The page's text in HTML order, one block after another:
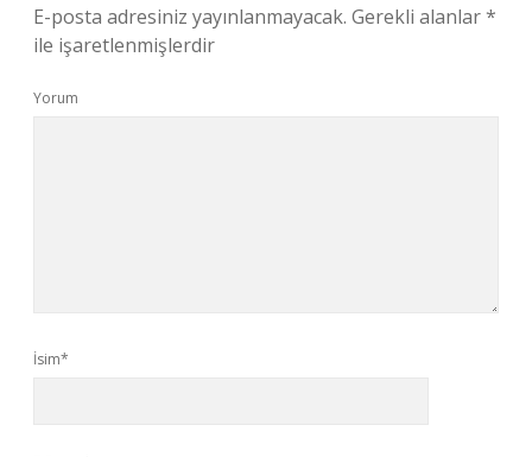
E-posta adresiniz yayınlanmayacak. Gerekli alanlar*
ile işaretlenmişlerdir
Yorum
İsim*